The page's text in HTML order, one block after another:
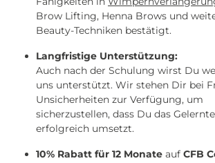
Brow Lifting, Henna Brows und
Beauty-Techniken bestätigt.
Langfristige Unterstützung:
Auch nach der Schulung wirst Du
uns unterstützt. Wir stehen Dir bei
Unsicherheiten zur Verfügung, um
sicherzustellen, dass Du das Gelernte
erfolgreich umsetzt.
10% Rabatt für 12 Monate auf CFB